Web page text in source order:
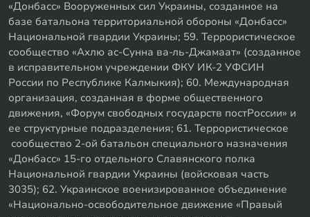
«Донбасс» Вооруженных сил Украины, созданное на
базе батальона территориальной обороны «Донбасс»
Национальной гвардии Украины; 59. Террористическое
сообщество «Ахлю ас-Сунна ва-ль-Джамаат» (созданное
в исправительном учреждении ФКУ ИК-2 УФСИН
России по Республике Калмыкия); 60. Международная
организация, созданная в форме общественного
движения, «Форум свободных государств постРоссии» и
ее структурные подразделения; 61. Террористическое
сообщество 2-ой батальон специального назначения
«Донбасс» 15-го отдельного Славянского полка
Национальной гвардии Украины (войсковая часть
3035); 62. Украинское военизированное объединение
«Национально-освободительное движение «Правый